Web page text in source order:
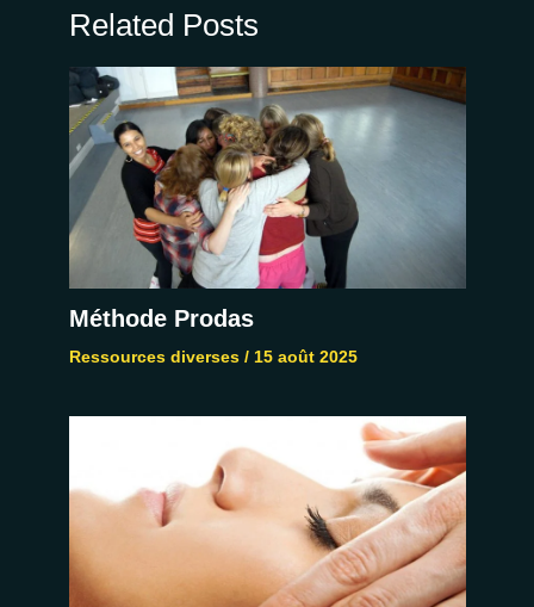
Related Posts
Méthode Prodas
Ressources diverses/ 15 août 2025